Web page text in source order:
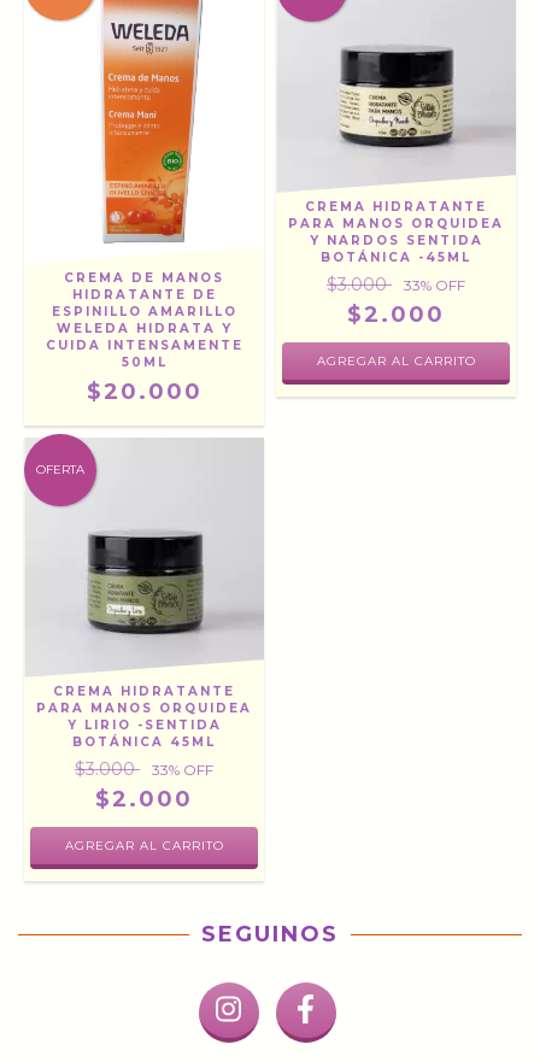
CREMA DE MANOS
HIDRATANTE DE
ESPINILLO AMARILLO
WELEDA HIDRATA Y
CUIDA INTENSAMENTE
50ML
$20.000
CREMA HIDRATANTE
PARA MANOS ORQUIDEA
Y NARDOS SENTIDA
BOTÁNICA -45ML
$3.000 33% OFF
$2.000
OFERTA
CREMA HIDRATANTE
PARA MANOS ORQUIDEA
Y LIRIO -SENTIDA
BOTÁNICA 45ML
$3.000 33% OFF
$2.000
SEGUINOS